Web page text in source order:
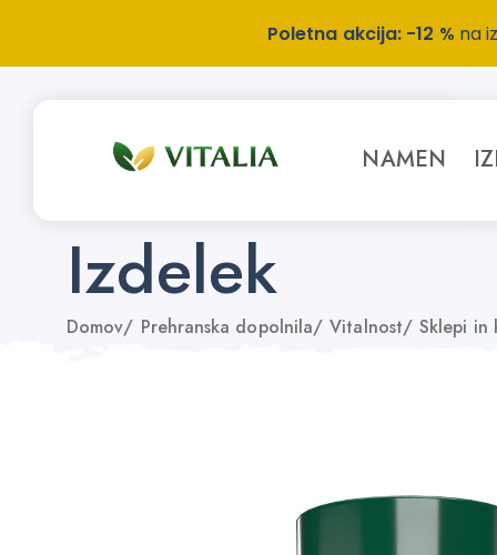
NAMEN
Izdelek
Domov/ Prehranska dopolnila/ Vitalnost/ Sklepi in
Poletna akcija: -12 % na